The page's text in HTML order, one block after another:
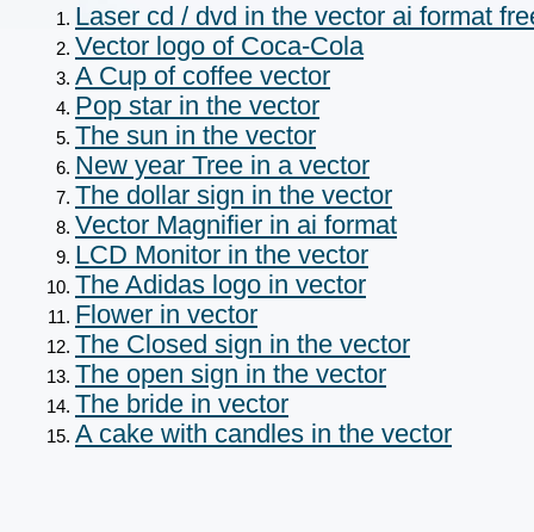
Laser cd / dvd in the vector ai format
Vector logo of Coca-Cola
A Cup of coffee vector
Pop star in the vector
The sun in the vector
New year Tree in a vector
The dollar sign in the vector
Vector Magnifier in ai format
LCD Monitor in the vector
The Adidas logo in vector
Flower in vector
The Closed sign in the vector
The open sign in the vector
The bride in vector
A cake with candles in the vector